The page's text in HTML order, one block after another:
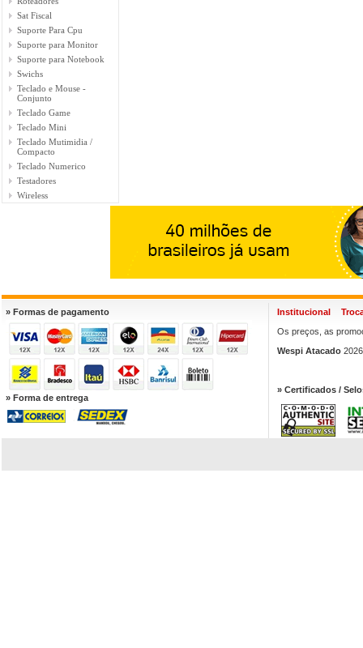
Sat Fiscal
Suporte Para Cpu
Suporte para Monitor
Suporte para Notebook
Swichs
Teclado e Mouse -
Conjunto
Teclado Game
Teclado Mini
Teclado Mutimidia /
Compacto
Teclado Numerico
Testadores
Wireless
» Formas de pagamento
» Forma de entrega
Institucional
Os preços, as
Wespi Atacado
» Certificados /